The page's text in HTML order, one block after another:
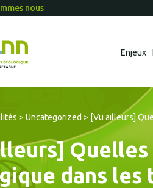
nous
Enjeux
> Uncategorized > [Vu ailleurs]
dans les